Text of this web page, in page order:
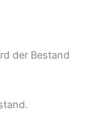
der Bestand